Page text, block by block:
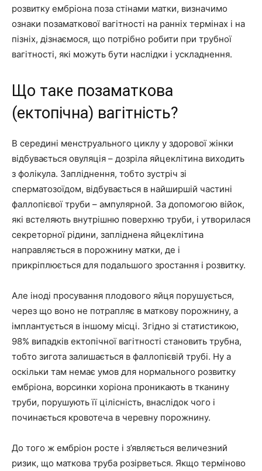
розвитку ембріона поза стінами матки, визначимо
ознаки позаматкової вагітності на ранніх термінах і на
пізніх, дізнаємося, що потрібно робити при трубної
вагітності, які можуть бути наслідки і ускладнення.
Що таке позаматкова
(ектопічна) вагітність?
В середині менструального циклу у здорової жінки
відбувається овуляція – дозріла яйцеклітина виходить
з фолікула. Запліднення, тобто зустріч зі
сперматозоїдом, відбувається в найширшій частині
фаллопієвої труби – ампулярной. За допомогою війок,
які встеляють внутрішню поверхню труби, і утворилася
секреторної рідини, запліднена яйцеклітина
направляється в порожнину матки, де і
прикріплюється для подальшого зростання і розвитку.
Але іноді просування плодового яйця порушується,
через що воно не потрапляє в маткову порожнину, а
імплантується в іншому місці. Згідно зі статистикою,
98% випадків ектопічної вагітності становить трубна,
тобто зигота залишається в фаллопієвій трубі. Ну а
оскільки там немає умов для нормального розвитку
ембріона, ворсинки хоріона проникають в тканину
труби, порушують її цілісність, внаслідок чого і
починається кровотеча в черевну порожнину.
До того ж ембріон росте і з’являється величезний
ризик, що маткова труба розірветься. Якщо терміново